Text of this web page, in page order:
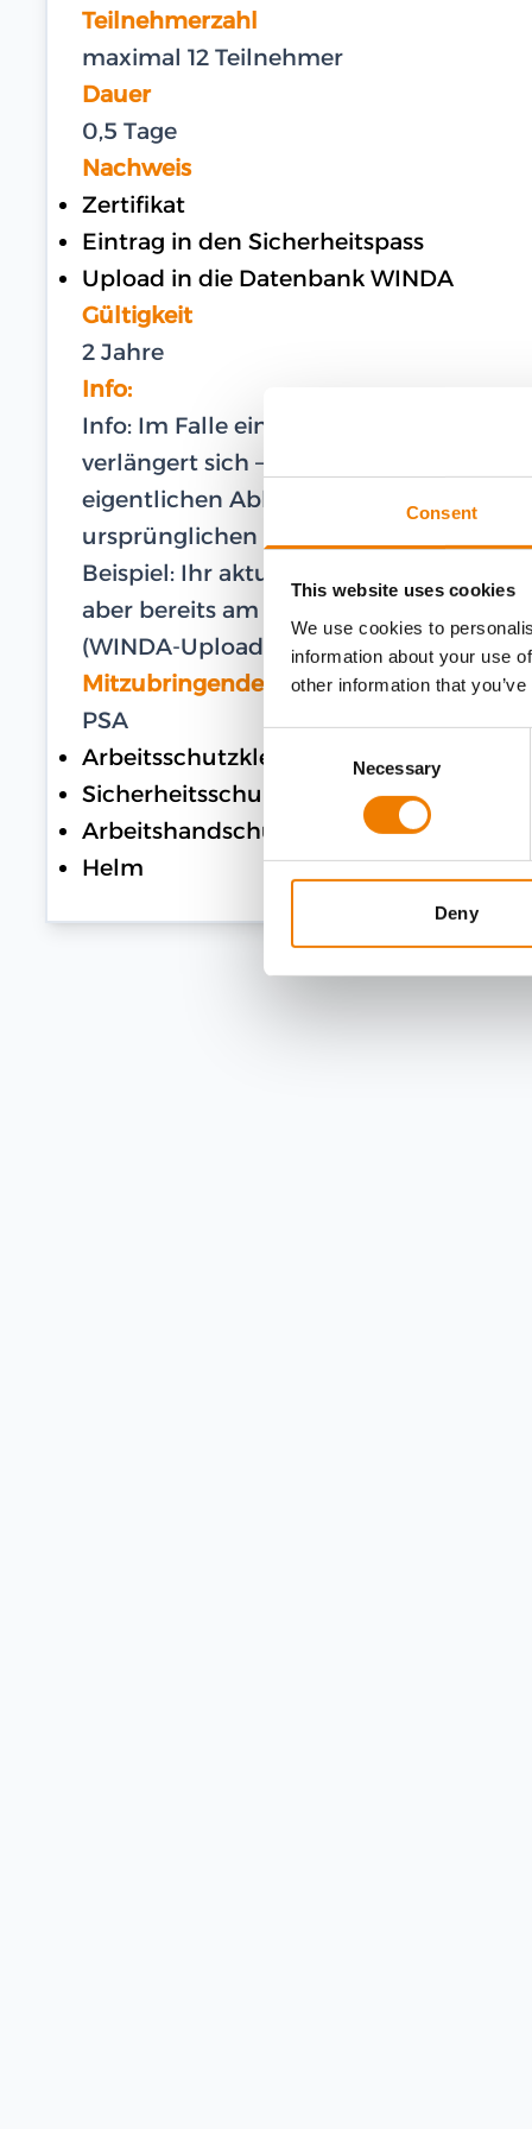
Consent
This website uses cookies
We use cookies to
information about your use
other information that
Selection
Necessary
Deny
Teilnehmerzahl
maximal 12 Teilnehmer
Dauer
0,5 Tage
Nachweis
Zertifikat
Eintrag in den Sicherheitspass
Upload in die Datenbank WINDA
Gültigkeit
2 Jahre
Info:
Info: Im Falle eines gültigen WINDA-
verlängert sich – im Falle einer
eigentlichen Ablaufdatum – die
ursprünglichen Ablaufdatum.
Beispiel: Ihr aktuelles und gültiges
aber bereits am 27.02.2024 am
(WINDA-Upload) bis zum 16.03.2026.
Mitzubringende Ausrüstung
PSA
Arbeitsschutzkleidung
Sicherheitsschuhe
Arbeitshandschuhe
Helm